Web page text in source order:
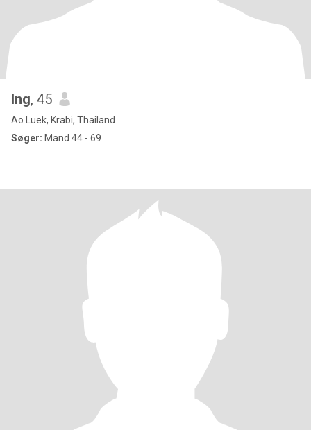
Ing, 45
Ao Luek, Krabi, Thailand
Søger: Mand 44 - 69